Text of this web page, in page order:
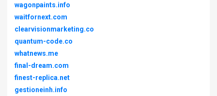
wagonpaints.info
waitfornext.com
clearvisionmarketing.co
quantum-code.co
whatnews.me
final-dream.com
finest-replica.net
gestioneinh.info